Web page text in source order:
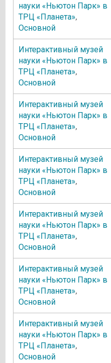
науки «Ньютон Парк» в
ТРЦ «Планета»,
Основной
Интерактивный музей
науки «Ньютон Парк» в
ТРЦ «Планета»,
Основной
Интерактивный музей
науки «Ньютон Парк» в
ТРЦ «Планета»,
Основной
Интерактивный музей
науки «Ньютон Парк» в
ТРЦ «Планета»,
Основной
Интерактивный музей
науки «Ньютон Парк» в
ТРЦ «Планета»,
Основной
Интерактивный музей
науки «Ньютон Парк» в
ТРЦ «Планета»,
Основной
Интерактивный музей
науки «Ньютон Парк» в
ТРЦ «Планета»,
Основной